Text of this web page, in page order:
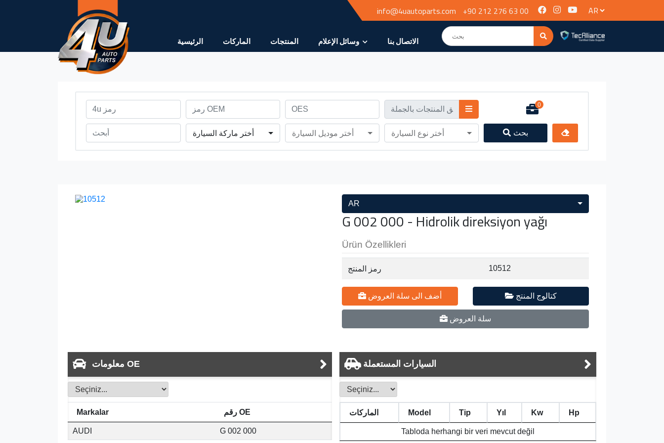
info@4uautoparts.com +90 212 276 63 00
الرئيسية الماركات المنتجات الاتصال بنا
0
أختر ماركة السيارة أختر موديل السيارة أختر نوع السيارة بحث
AR
G 002 000 - Hidrolik direksiyon yağı
Ürün Özellikleri
رمز المنتج 10512
أضف الى سلة العروض كتالوج المنتج
سلة العروض
معلومات OE
Markalar رقم OE
AUDI G 002 000
السيارات المستعملة
الماركات Model Tip Yıl Kw Hp
Tabloda herhangi bir veri mevcut değil